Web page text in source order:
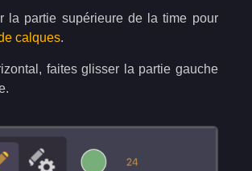
la partie supérieure de la time pour
calques.
faites glisser la partie gauche